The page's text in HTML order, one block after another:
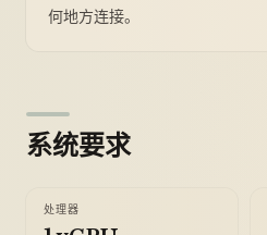
何地方连接。
系统要求
处理器